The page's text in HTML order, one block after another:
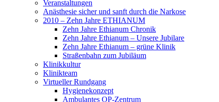
Veranstaltungen
Anästhesie sicher und sanft durch die Narkose
2010 – Zehn Jahre ETHIANUM
Zehn Jahre Ethianum Chronik
Zehn Jahre Ethianum – Unsere Jubilare
Zehn Jahre Ethianum – grüne Klinik
Straßenbahn zum Jubiläum
Klinikkultur
Klinikteam
Virtueller Rundgang
Hygienekonzept
Ambulantes OP-Zentrum